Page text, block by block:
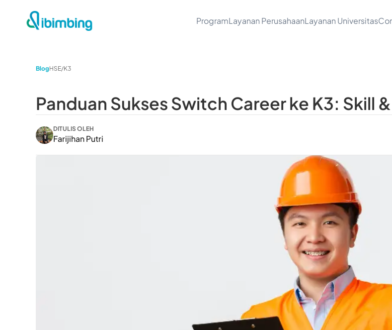
ProgramLayanan PerusahaanLayanan Universitas
BlogHSE/K3
Panduan Sukses Switch Career ke K3: Skill
DITULIS OLEH
Farijihan Putri